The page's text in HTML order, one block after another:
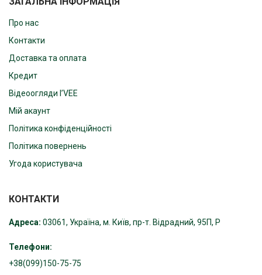
Про нас
Контакти
Доставка та оплата
Кредит
Відеоогляди I’VEE
Мій акаунт
Політика конфіденційності
Політика повернень
Угода користувача
КОНТАКТИ
Адреса: 03061, Україна, м. Київ, пр-т. Відрадний, 95П, Р
Телефони:
+38(099)150-75-75